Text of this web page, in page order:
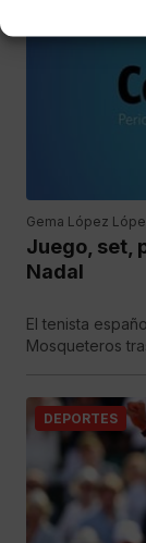
Gema López
Juego, set,
Nadal
El tenista
Mosqueteros
DEPORTES